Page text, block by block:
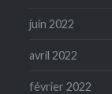
juin 2022
avril 2022
février 2022